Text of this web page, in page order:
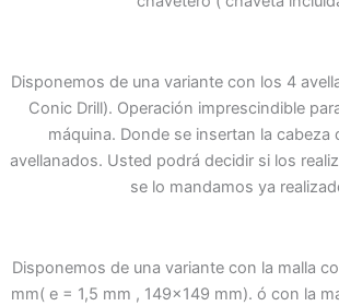
Disponemos de una variante con los 4
Conic Drill). Operación imprescindible
máquina. Donde se insertan la cabeza
avellanados. Usted podrá decidir si los
se lo mandamos ya
Disponemos de una variante con la malla
mm( e = 1,5 mm , 149x149 mm). ó con la